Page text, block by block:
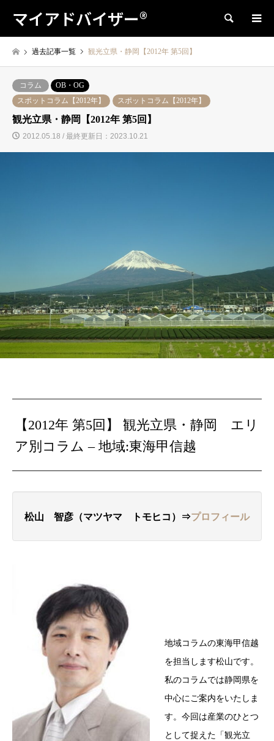
マイアドバイザー® 検索
過去記事一覧 観光立県・静岡【2012年 第5回】
コラム
OB・OG
スポットコラム【2012年】
スポットコラム【2012年】
観光立県・静岡【2012年 第5回】
2012.05.18 / 最終更新日：2023.10.21
【2012年 第5回】 観光立県・静岡 エリ
ア別コラム – 地域:東海甲信越
松山 智彦（マツヤマ トモヒコ）⇒プロフィール
地域コラムの東海甲信越
を担当します松山です。
私のコラムでは静岡県を
中心にご案内をいたしま
す。今回は産業のひとつ
として捉えた「観光立